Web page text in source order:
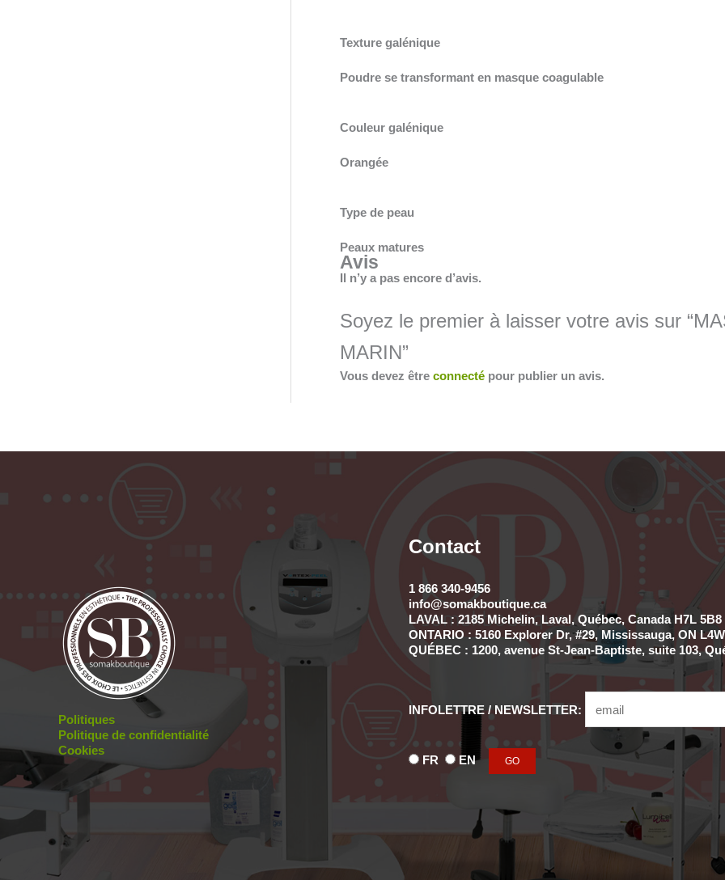
Texture galénique
Poudre se transformant en masque coagulable
Couleur galénique
Orangée
Type de peau
Peaux matures
Avis
Il n’y a pas encore d’avis.
Soyez le premier à laisser votre avis sur
MARIN”
Vous devez être connecté pour publier un avis.
Politiques
Politique de confidentialité
Cookies
Contact
1 866 340-9456
info@somakboutique.ca
LAVAL : 2185 Michelin, Laval, Québec, Canada H7L 5B8
ONTARIO : 5160 Explorer Dr, #29, Mississauga, ON
QUÉBEC : 1200, avenue St-Jean-Baptiste, suite 103,
INFOLETTRE / NEWSLETTER:
FR EN